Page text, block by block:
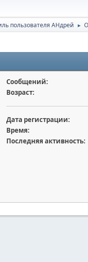
пользователя АHдрей ►
Сообщений:
Возраст:
Дата регистрации:
Время:
Последняя активность: